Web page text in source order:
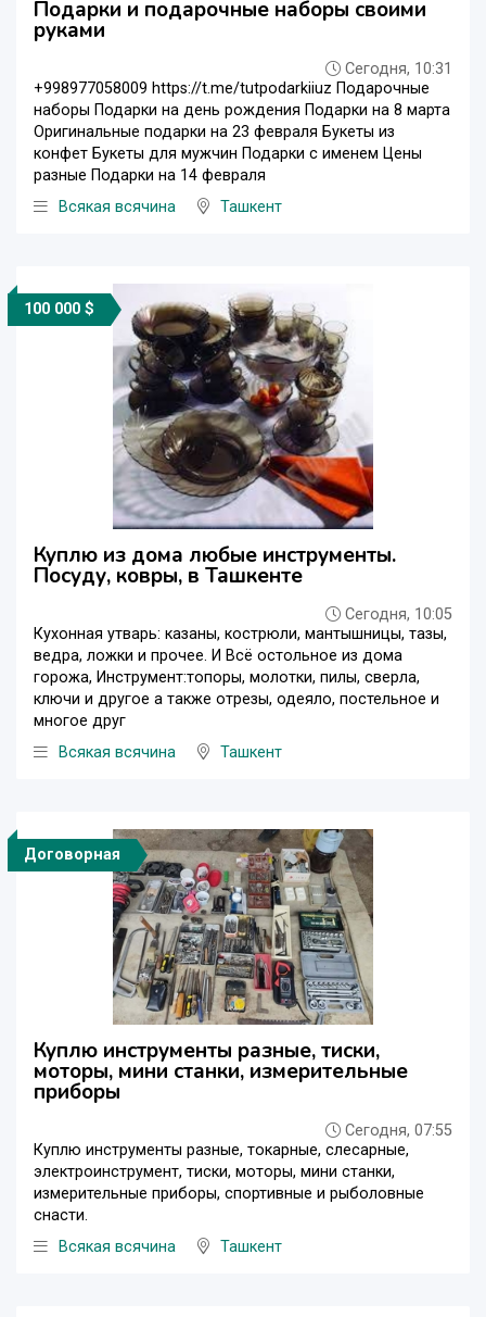
Подарки и подарочные наборы своими
руками
Сегодня, 10:31
+998977058009 https://t.me/tutpodarkiiuz Подарочные
наборы Подарки на день рождения Подарки на 8 марта
Оригинальные подарки на 23 февраля Букеты из
конфет Букеты для мужчин Подарки с именем Цены
разные Подарки на 14 февраля
Всякая всячина
Ташкент
100 000 $
Куплю из дома любые инструменты.
Посуду, ковры, в Ташкенте
Сегодня, 10:05
Кухонная утварь: казаны, кострюли, мантышницы, тазы,
ведра, ложки и прочее. И Всё остольное из дома
горожа, Инструмент:топоры, молотки, пилы, сверла,
ключи и другое а также отрезы, одеяло, постельное и
многое друг
Всякая всячина
Ташкент
Договорная
Куплю инструменты разные, тиски,
моторы, мини станки, измерительные
приборы
Сегодня, 07:55
Куплю инструменты разные, токарные, слесарные,
электроинструмент, тиски, моторы, мини станки,
измерительные приборы, спортивные и рыболовные
снасти.
Всякая всячина
Ташкент